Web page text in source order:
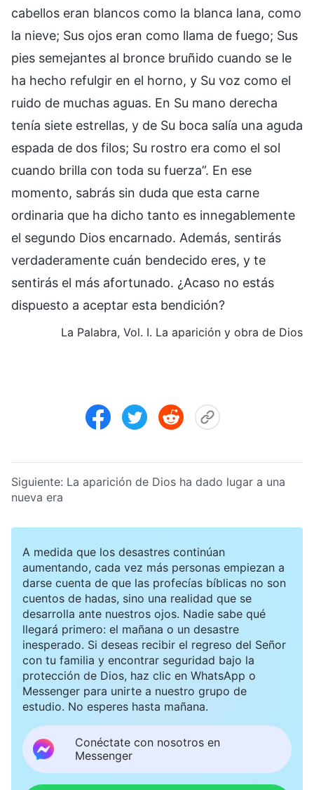
cabellos eran blancos como la blanca lana, como
la nieve; Sus ojos eran como llama de fuego; Sus
pies semejantes al bronce bruñido cuando se le
ha hecho refulgir en el horno, y Su voz como el
ruido de muchas aguas. En Su mano derecha
tenía siete estrellas, y de Su boca salía una aguda
espada de dos filos; Su rostro era como el sol
cuando brilla con toda su fuerza”. En ese
momento, sabrás sin duda que esta carne
ordinaria que ha dicho tanto es innegablemente
el segundo Dios encarnado. Además, sentirás
verdaderamente cuán bendecido eres, y te
sentirás el más afortunado. ¿Acaso no estás
dispuesto a aceptar esta bendición?
La Palabra, Vol. I. La aparición y obra de Dios
Siguiente: La aparición de Dios ha dado lugar a una
nueva era
A medida que los desastres continúan
aumentando, cada vez más personas empiezan a
darse cuenta de que las profecías bíblicas no son
cuentos de hadas, sino una realidad que se
desarrolla ante nuestros ojos. Nadie sabe qué
llegará primero: el mañana o un desastre
inesperado. Si deseas recibir el regreso del Señor
con tu familia y encontrar seguridad bajo la
protección de Dios, haz clic en WhatsApp o
Messenger para unirte a nuestro grupo de
estudio. No esperes hasta mañana.
Conéctate con nosotros en
Messenger